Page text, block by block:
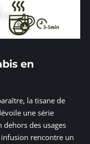
en
la tisane de
une série
dehors des usages
rencontre un